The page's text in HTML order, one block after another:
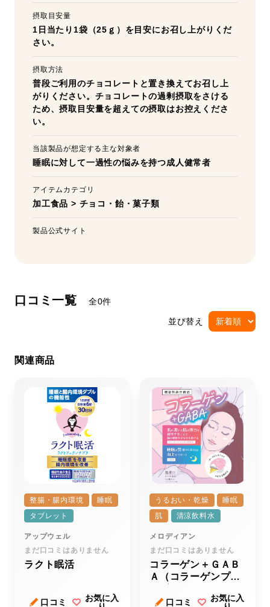
摂取目安量
1日当たり1袋（25ｇ）を目安にお召し上がりくだ
さい。
摂取方法
普段ご利用のチョコレートと置き換えてお召し上
がりください。チョコレートの過剰摂取をさける
ため、摂取目安量を超えての摂取はお控えくださ
い。
当該製品が想定する主な対象者
睡眠に対して一過性の悩みを持つ成人健常者
アイテムカテゴリ
加工食品 > チョコ・飴・菓子類
製品公式サイト
口コミ一覧 全0件
並び替え
関連商品
整腸・腸内環境
睡眠
タブレット
アップウェル
まだ口コミはありません
ラクト眠活
口コミ
お気に入
うるおい・乾燥
睡眠
肌
清涼飲料水
メロディアン
まだ口コミはありません
コラーゲン＋ＧＡＢ
Ａ（コラーゲンプラ
口コミ
お気に入